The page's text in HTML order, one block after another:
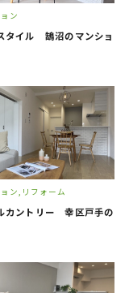
ン
タイル 鵠沼のマンショ
ン リフォーム
カントリー 幸区戸手の